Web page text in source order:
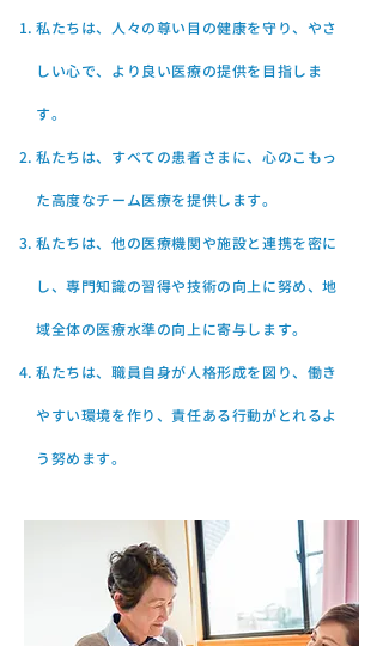
私たちは、人々の尊い目の健康を守り、やさ
しい心で、より良い医療の提供を目指しま
す。
私たちは、すべての患者さまに、心のこもっ
た高度なチーム医療を提供します。
私たちは、他の医療機関や施設と連携を密に
し、専門知識の習得や技術の向上に努め、地
域全体の医療水準の向上に寄与します。
私たちは、職員自身が人格形成を図り、働き
やすい環境を作り、責任ある行動がとれるよ
う努めます。